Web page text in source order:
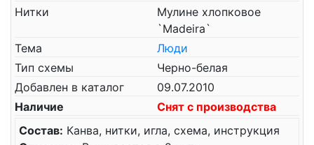
Нитки
Мулине хлопковое
`Madeira`
Тема
Люди
Тип схемы
Черно-белая
Добавлен в каталог
09.07.2010
Наличие
Снят с производства
Состав: Канва, нитки, игла, схема, инструкция